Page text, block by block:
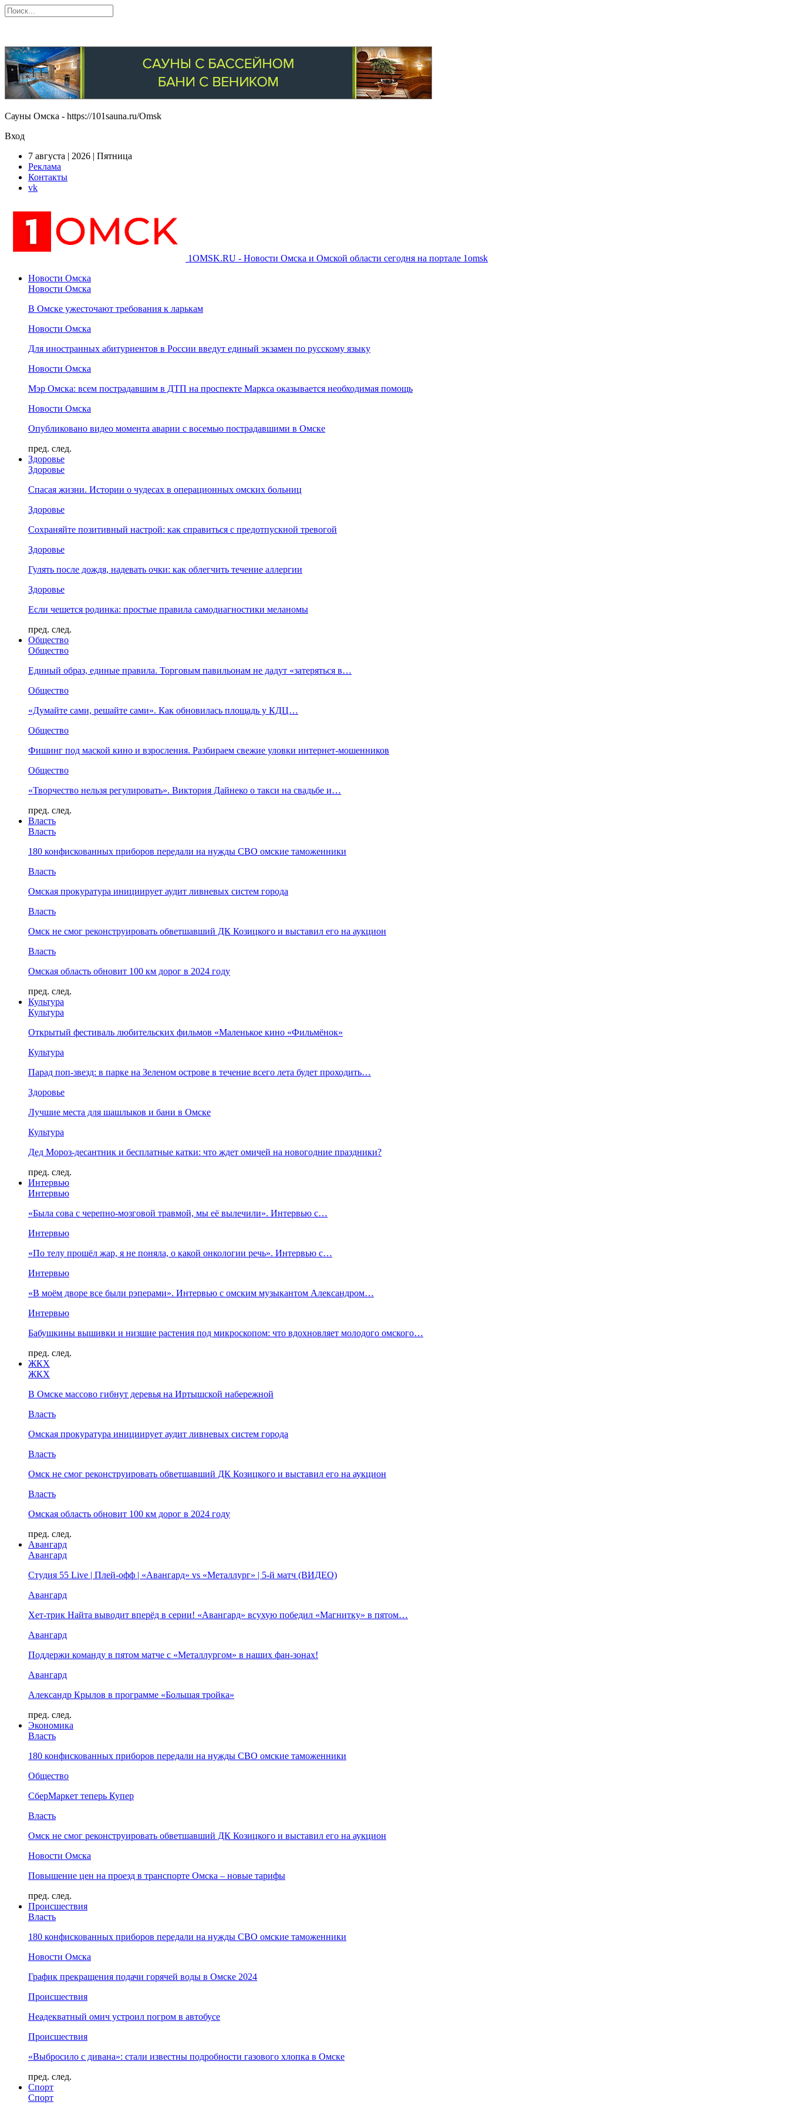
Сауны Омска - https://101sauna.ru/Omsk
Вход
7 августа | 2026 | Пятница
Реклама
Контакты
vk
1OMSK.RU - Новости Омска и Омской области сегодня на портале 1omsk
Новости Омска
Новости Омска
В Омске ужесточают требования к ларькам
Новости Омска
Для иностранных абитуриентов в России введут единый экзамен по русскому языку
Новости Омска
Мэр Омска: всем пострадавшим в ДТП на проспекте Маркса оказывается необходимая помощь
Новости Омска
Опубликовано видео момента аварии с восемью пострадавшими в Омске
пред. след.
Здоровье
Здоровье
Спасая жизни. Истории о чудесах в операционных омских больниц
Здоровье
Сохраняйте позитивный настрой: как справиться с предотпускной тревогой
Здоровье
Гулять после дождя, надевать очки: как облегчить течение аллергии
Здоровье
Если чешется родинка: простые правила самодиагностики меланомы
пред. след.
Общество
Общество
Единый образ, единые правила. Торговым павильонам не дадут «затеряться в…
Общество
«Думайте сами, решайте сами». Как обновилась площадь у КДЦ…
Общество
Фишинг под маской кино и взросления. Разбираем свежие уловки интернет-мошенников
Общество
«Творчество нельзя регулировать». Виктория Дайнеко о такси на свадьбе и…
пред. след.
Власть
Власть
180 конфискованных приборов передали на нужды СВО омские таможенники
Власть
Омская прокуратура инициирует аудит ливневых систем города
Власть
Омск не смог реконструировать обветшавший ДК Козицкого и выставил его на аукцион
Власть
Омская область обновит 100 км дорог в 2024 году
пред. след.
Культура
Культура
Открытый фестиваль любительских фильмов «Маленькое кино «Фильмёнок»
Культура
Парад поп-звезд: в парке на Зеленом острове в течение всего лета будет проходить…
Здоровье
Лучшие места для шашлыков и бани в Омске
Культура
Дед Мороз-десантник и бесплатные катки: что ждет омичей на новогодние праздники?
пред. след.
Интервью
Интервью
«Была сова с черепно-мозговой травмой, мы её вылечили». Интервью с…
Интервью
«По телу прошёл жар, я не поняла, о какой онкологии речь». Интервью с…
Интервью
«В моём дворе все были рэперами». Интервью с омским музыкантом Александром…
Интервью
Бабушкины вышивки и низшие растения под микроскопом: что вдохновляет молодого омского…
пред. след.
ЖКХ
ЖКХ
В Омске массово гибнут деревья на Иртышской набережной
Власть
Омская прокуратура инициирует аудит ливневых систем города
Власть
Омск не смог реконструировать обветшавший ДК Козицкого и выставил его на аукцион
Власть
Омская область обновит 100 км дорог в 2024 году
пред. след.
Авангард
Авангард
Студия 55 Live | Плей-офф | «Авангард» vs «Металлург» | 5-й матч (ВИДЕО)
Авангард
Хет-трик Найта выводит вперёд в серии! «Авангард» всухую победил «Магнитку» в пятом…
Авангард
Поддержи команду в пятом матче с «Металлургом» в наших фан-зонах!
Авангард
Александр Крылов в программе «Большая тройка»
пред. след.
Экономика
Власть
180 конфискованных приборов передали на нужды СВО омские таможенники
Общество
СберМаркет теперь Купер
Власть
Омск не смог реконструировать обветшавший ДК Козицкого и выставил его на аукцион
Новости Омска
Повышение цен на проезд в транспорте Омска – новые тарифы
пред. след.
Происшествия
Власть
180 конфискованных приборов передали на нужды СВО омские таможенники
Новости Омска
График прекращения подачи горячей воды в Омске 2024
Происшествия
Неадекватный омич устроил погром в автобусе
Происшествия
«Выбросило с дивана»: стали известны подробности газового хлопка в Омске
пред. след.
Спорт
Спорт